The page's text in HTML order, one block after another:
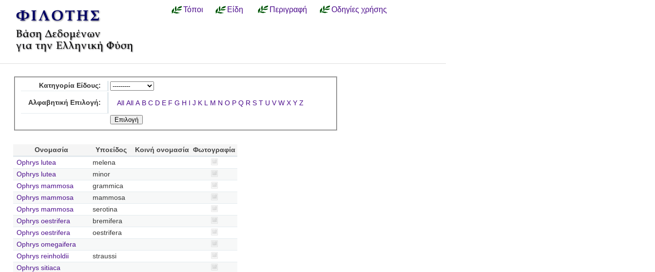
Τόποι Είδη Περιγραφή Οδηγίες χρήσης
Κατηγορία Είδους:
Αλφαβητική Επιλογή: All All A B C D E F G H I J K L M N O P Q R S T U V W X Y Z
Ονομασία Υποείδος Κοινή ονομασία Φωτογραφία
Ophrys lutea
melena
Ophrys lutea
minor
Ophrys mammosa
grammica
Ophrys mammosa
mammosa
Ophrys mammosa
serotina
Ophrys oestrifera
bremifera
Ophrys oestrifera
oestrifera
Ophrys omegaifera
Ophrys reinholdii
straussi
Ophrys sitiaca